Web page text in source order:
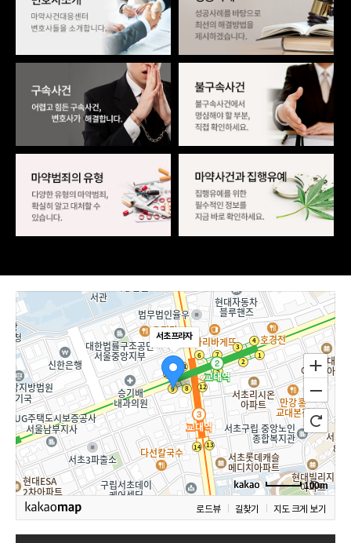
서초프라자
100m
로드뷰 길찾기 지도 크게 보기